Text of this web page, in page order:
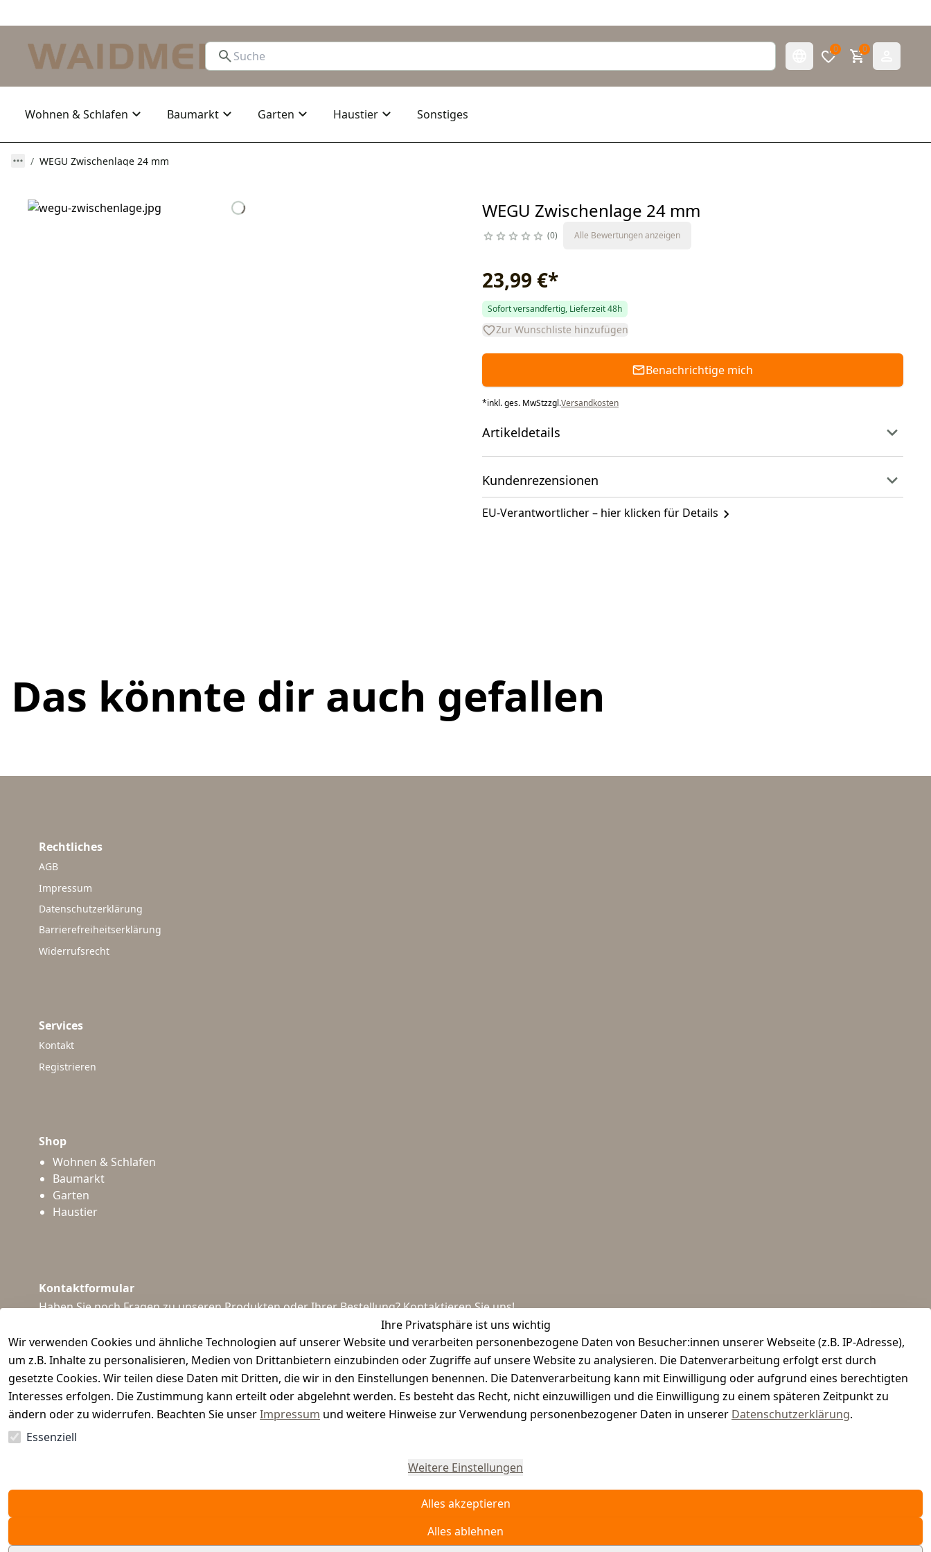
0 0
Wohnen & Schlafen Baumarkt Garten Haustier Sonstiges
WEGU Zwischenlage 24 mm
WEGU Zwischenlage 24 mm
0 Alle Bewertungen anzeigen
23,99 €*
Sofort versandfertig, Lieferzeit 48h
Zur Wunschliste hinzufügen
Benachrichtige mich
*inkl. ges. MwStzzgl.Versandkosten
Artikeldetails
Kundenrezensionen
EU-Verantwortlicher – hier klicken für Details
Das könnte dir auch gefallen
Ihre Privatsphäre ist uns wichtig
Wir verwenden Cookies und ähnliche Technologien auf unserer Website und verarbeiten personenbezogene Daten von Besucher:innen unserer Webseite (z.B. IP-Adresse),
um z.B. Inhalte zu personalisieren, Medien von Drittanbietern einzubinden oder Zugriffe auf unsere Website zu analysieren. Die Datenverarbeitung erfolgt erst durch
gesetzte Cookies. Wir teilen diese Daten mit Dritten, die wir in den Einstellungen benennen. Die Datenverarbeitung kann mit Einwilligung oder aufgrund eines berechtigten
Interesses erfolgen. Die Zustimmung kann erteilt oder abgelehnt werden. Es besteht das Recht, nicht einzuwilligen und die Einwilligung zu einem späteren Zeitpunkt zu
ändern oder zu widerrufen. Beachten Sie unserImpressum und weitere Hinweise zur Verwendung personenbezogener Daten in unserer Datenschutzerklärung.
Essenziell
Weitere Einstellungen
Alles akzeptieren
Alles ablehnen
Rechtliches
AGB
Impressum
Datenschutzerklärung
Barrierefreiheitserklärung
Widerrufsrecht
Services
Kontakt
Registrieren
Shop
Wohnen & Schlafen
Baumarkt
Garten
Haustier
Kontaktformular
Haben Sie noch Fragen zu unseren Produkten oder Ihrer Bestellung? Kontaktieren Sie uns!
support@waidmeister.de